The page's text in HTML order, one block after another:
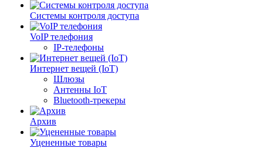
Системы контроля доступа
VoIP телефония
IP-телефоны
Интернет вещей (IoT)
Шлюзы
Антенны IoT
Bluetooth-трекеры
Архив
Уцененные товары